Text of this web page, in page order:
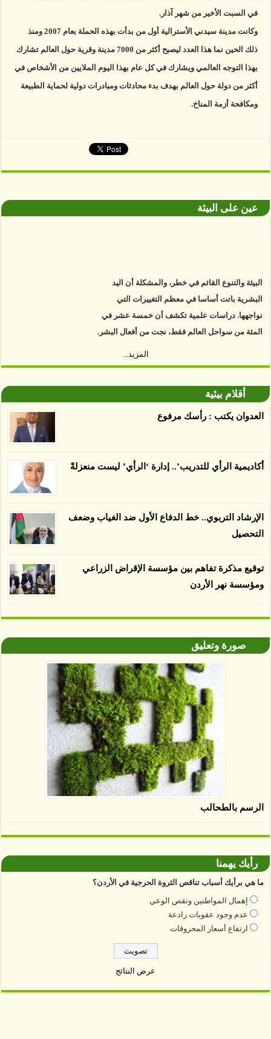
في السبت الأخير من شهر آذار.
وكانت مدينة سيدني الأسترالية أول من بدأت بهذه الحملة بعام 2007 ومنذ
ذلك الحين نما هذا العدد ليصبح أكثر من 7000 مدينة وقرية حول العالم تشارك
بهذا التوجه العالمي ويشارك في كل عام بهذا اليوم الملايين من الأشخاص في
أكثر من دولة حول العالم بهدف بدء محادثات ومبادرات دولية لحماية الطبيعة
ومكافحة أزمة المناخ.
عين على البيئة
البيئة والتنوع القائم في خطر، والمشكلة أن اليد
البشرية باتت أساسا في معظم التغييرات التي
نواجهها. دراسات علمية تكشف أن خمسة عشر في
المئة من سواحل العالم فقط، نجت من أفعال البشر.
اعتمادها على أنها مستدامة تدمرت بشكل أسرع من
الغطاء عن أي ادعاءات تقول بأن الزيت يمكن ألا
صديقة للبيئة 38 في المئة من زراعتها منذ عام 2007،
المزيد...
أقلام بيئية
العدوان يكتب : رأسك مرفوع
أكاديمية الرأي للتدريب’.. إدارة ‘الرأي’ ليست منعزلةً
الإرشاد التربوي.. خط الدفاع الأول ضد الغياب وضعف
التحصيل
توقيع مذكرة تفاهم بين مؤسسة الإقراض الزراعي
ومؤسسة نهر الأردن
صورة وتعليق
الرسم بالطحالب
رأيك يهمنا
ما هي برأيك أسباب تناقص الثروة الحرجية في الأردن؟
إهمال المواطنين ونقص الوعي
عدم وجود عقوبات رادعة
ارتفاع أسعار المحروقات
عرض النتائج